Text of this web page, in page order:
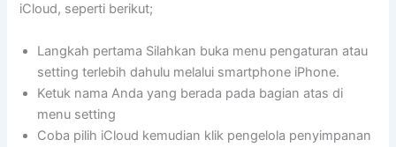
iCloud, seperti berikut;
Langkah pertama Silahkan buka menu pengaturan atau
setting terlebih dahulu melalui smartphone iPhone.
Ketuk nama Anda yang berada pada bagian atas di
menu setting
Coba pilih iCloud kemudian klik pengelola penyimpanan